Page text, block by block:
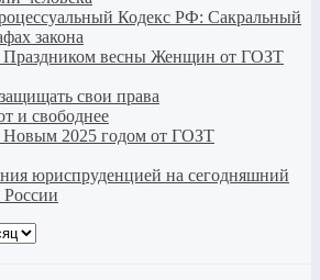
Кодекс РФ: Сакральный
закона
Праздником весны Женщин от ГОЗТ
свои права
и свободнее
Новым 2025 годом от ГОЗТ
юриспруденцией на сегодняшний
России